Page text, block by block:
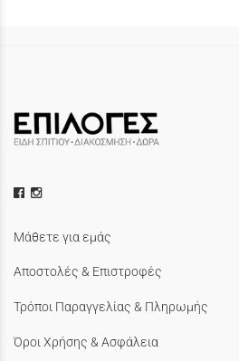
Μάθετε για εμάς
Αποστολές & Επιστροφές
Τρόποι Παραγγελίας & Πληρωμής
Όροι Χρήσης & Ασφάλεια